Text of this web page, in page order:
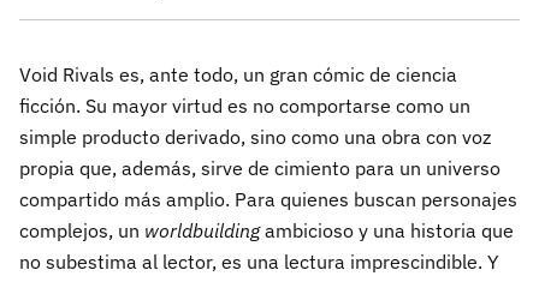
Void Rivals es, ante todo, un gran cómic de ciencia
ficción. Su mayor virtud es no comportarse como un
simple producto derivado, sino como una obra con voz
propia que, además, sirve de cimiento para un universo
compartido más amplio. Para quienes buscan personajes
complejos, un worldbuildingambicioso y una historia que
no subestima al lector, es una lectura imprescindible. Y